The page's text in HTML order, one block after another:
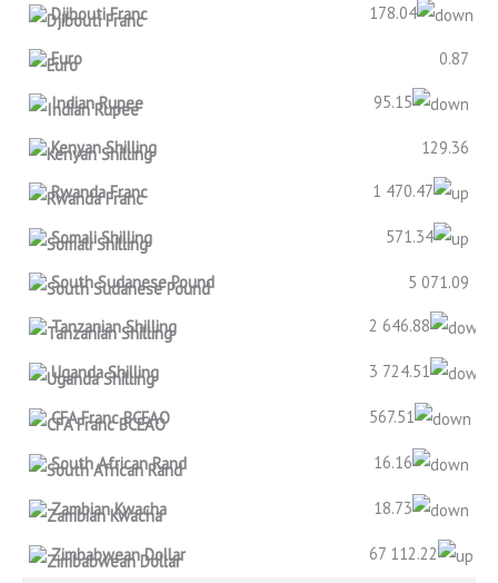
Djibouti Franc 178.04
Euro 0.87
Indian Rupee 95.15
Kenyan Shilling 129.36
Rwanda Franc 1 470.47
Somali Shilling 571.34
South Sudanese Pound 5 071.09
Tanzanian Shilling 2 646.88
Uganda Shilling 3 724.51
CFA Franc BCEAO 567.51
South African Rand 16.16
Zambian Kwacha 18.73
Zimbabwean Dollar 67 112.22